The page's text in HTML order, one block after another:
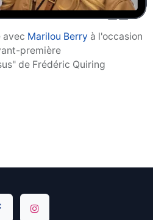
avec Marilou Berry à l'occasion
première
de Frédéric Quiring